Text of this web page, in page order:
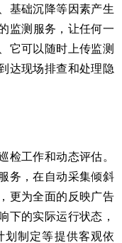
基础沉降等因素产生
监测服务，让任何一
它可以随时上传监测
达现场排查和处理隐
检工作和动态评估。
务，在自动采集倾斜
更为全面的反映广告
下的实际运行状态，
划制定等提供客观依